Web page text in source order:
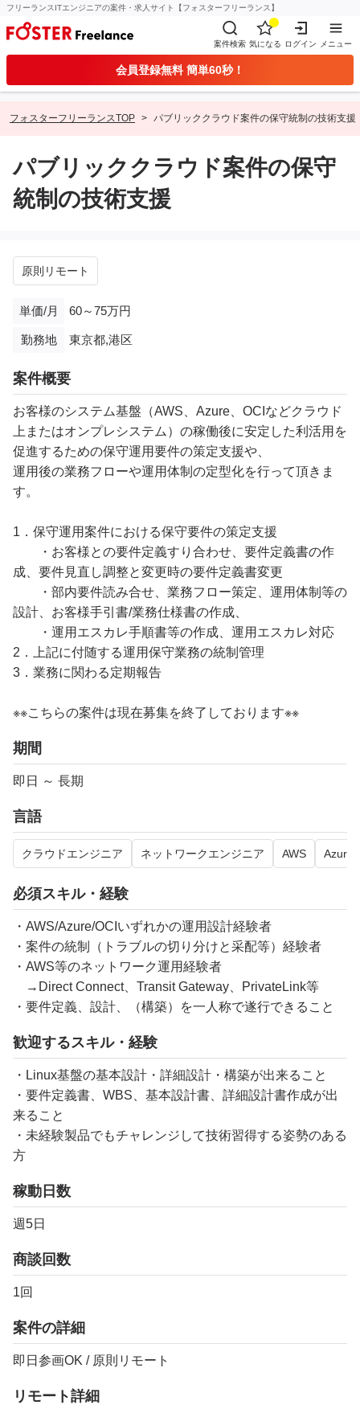
フリーランスITエンジニアの案件・求人サイト【フォスターフリーランス】
案件検索 気になる ログイン メニュー
会員登録無料 簡単60秒！
フォスターフリーランスTOP パブリッククラウド案件の保守統制の技術支援
パブリッククラウド案件の保守
統制の技術支援
原則リモート
単価/月 60～75万円
勤務地 東京都,港区
案件概要
お客様のシステム基盤（AWS、Azure、OCIなどクラウド
上またはオンプレシステム）の稼働後に安定した利活用を
促進するための保守運用要件の策定支援や、
運用後の業務フローや運用体制の定型化を行って頂きま
す。
1．保守運用案件における保守要件の策定支援
・お客様との要件定義すり合わせ、要件定義書の作
成、要件見直し調整と変更時の要件定義書変更
・部内要件読み合せ、業務フロー策定、運用体制等の
設計、お客様手引書/業務仕様書の作成、
・運用エスカレ手順書等の作成、運用エスカレ対応
2．上記に付随する運用保守業務の統制管理
3．業務に関わる定期報告
※※こちらの案件は現在募集を終了しております※※​
期間
即日 ～ 長期
言語
クラウドエンジニア ネットワークエンジニア AWS Azure
必須スキル・経験
・AWS/Azure/OCIいずれかの運用設計経験者
・案件の統制（トラブルの切り分けと采配等）経験者
・AWS等のネットワーク運用経験者
→Direct Connect、Transit Gateway、PrivateLink等
・要件定義、設計、（構築）を一人称で遂行できること
歓迎するスキル・経験
・Linux基盤の基本設計・詳細設計・構築が出来ること
・要件定義書、WBS、基本設計書、詳細設計書作成が出
来ること
・未経験製品でもチャレンジして技術習得する姿勢のある
方
稼動日数
週5日
商談回数
1回
案件の詳細
即日参画OK / 原則リモート
リモート詳細